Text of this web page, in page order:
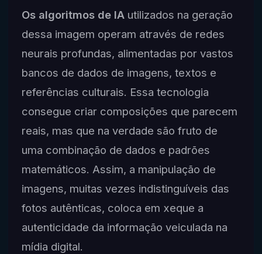
Os algoritmos de IAutilizados na geração
dessa imagem operam através de redes
neurais profundas, alimentadas por vastos
bancos de dados de imagens, textos e
referências culturais. Essa tecnologia
consegue criar composições que parecem
reais, mas que na verdade são fruto de
uma combinação de dados e padrões
matemáticos. Assim, a manipulação de
imagens, muitas vezes indistinguíveis das
fotos autênticas, coloca em xeque a
autenticidade da informação veiculada na
mídia digital.